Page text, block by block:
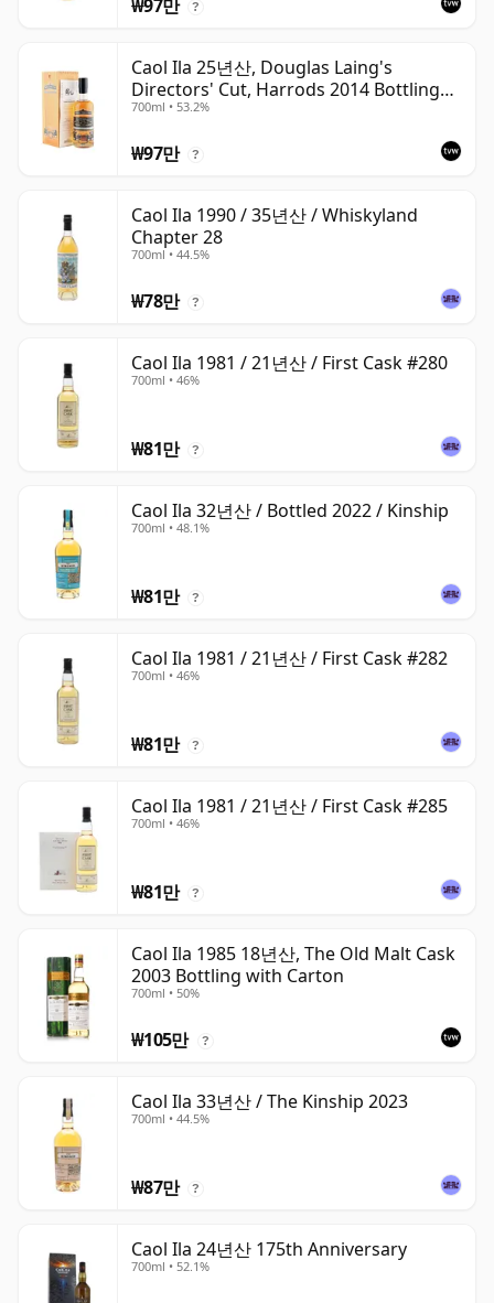
₩97만 ?
Caol Ila 25년산, Douglas Laing's
Directors' Cut, Harrods 2014 Bottling
with Box
700ml • 53.2%
₩97만 ?
Caol Ila 1990 / 35년산 / Whiskyland
Chapter 28
700ml • 44.5%
₩78만 ?
Caol Ila 1981 / 21년산 / First Cask #280
700ml • 46%
₩81만 ?
Caol Ila 32년산 / Bottled 2022 / Kinship
700ml • 48.1%
₩81만 ?
Caol Ila 1981 / 21년산 / First Cask #282
700ml • 46%
₩81만 ?
Caol Ila 1981 / 21년산 / First Cask #285
700ml • 46%
₩81만 ?
Caol Ila 1985 18년산, The Old Malt Cask
2003 Bottling with Carton
700ml • 50%
₩105만 ?
Caol Ila 33년산 / The Kinship 2023
700ml • 44.5%
₩87만 ?
Caol Ila 24년산 175th Anniversary
700ml • 52.1%